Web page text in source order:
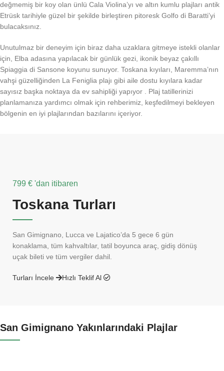
değmemiş bir koy olan ünlü Cala Violina’yı ve altın kumlu plajları antik
Etrüsk tarihiyle güzel bir şekilde birleştiren pitoresk Golfo di Baratti’yi
bulacaksınız.
Unutulmaz bir deneyim için biraz daha uzaklara gitmeye istekli olanlar
için, Elba adasına yapılacak bir günlük gezi, ikonik beyaz çakıllı
Spiaggia di Sansone koyunu sunuyor. Toskana kıyıları, Maremma’nın
vahşi güzelliğinden La Feniglia plajı gibi aile dostu kıyılara kadar
sayısız başka noktaya da ev sahipliği yapıyor . Plaj tatillerinizi
planlamanıza yardımcı olmak için rehberimiz, keşfedilmeyi bekleyen
bölgenin en iyi plajlarından bazılarını içeriyor.
799 € 'dan itibaren
Toskana Turları
San Gimignano, Lucca ve Lajatico’da 5 gece 6 gün
konaklama, tüm kahvaltılar, tatil boyunca araç, gidiş dönüş
uçak bileti ve tüm vergiler dahil.
Turları İncele Hızlı Teklif Al
San Gimignano Yakınlarındaki Plajlar